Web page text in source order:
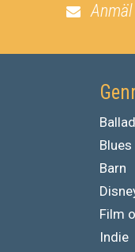
Blues
Barn
Film
Indie